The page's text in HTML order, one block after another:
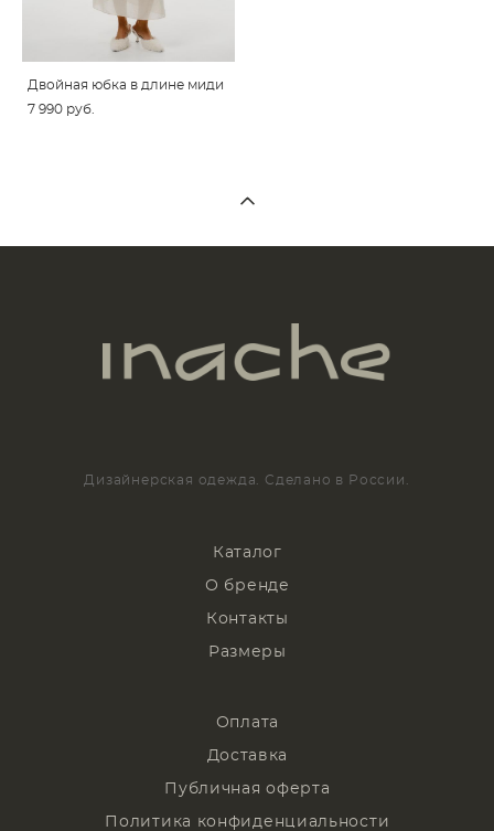
Двойная юбка в длине миди
7 990 pуб.
Дизайнерская одежда. Сделано в России.
Каталог
О бренде
Контакты
Размеры
Оплата
Доставка
Публичная оферта
Политика конфиденциальности